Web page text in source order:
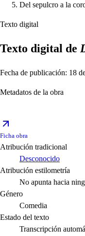
Del sepulcro a la
Texto digital
Texto digital de
Fecha de publicación: 18
Metadatos de la obra
Ficha obra
Atribución tradicional
Desconocido
Atribución estilometría
No apunta hacia
Género
Comedia
Estado del texto
Transcripción